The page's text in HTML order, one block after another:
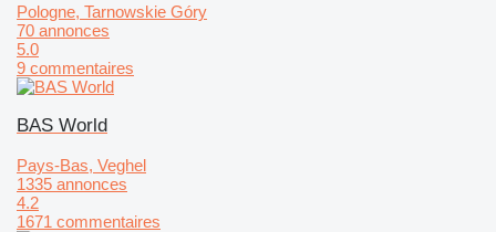
Pologne, Tarnowskie Góry
70 annonces
5.0
9 commentaires
BAS World
Pays-Bas, Veghel
1335 annonces
4.2
1671 commentaires